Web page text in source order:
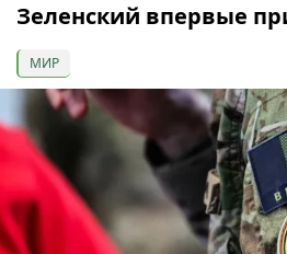
Зеленский впервые
МИР